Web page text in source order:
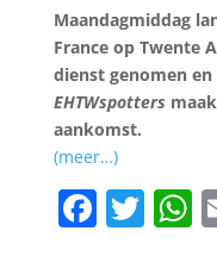
Maandagmiddag
France op Twente
dienst genomen
EHTWspotters
aankomst.
(meer…)
F T